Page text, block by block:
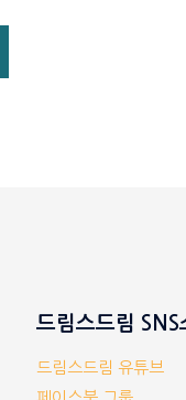
드림스드림 SNS
드림스드림 유튜브